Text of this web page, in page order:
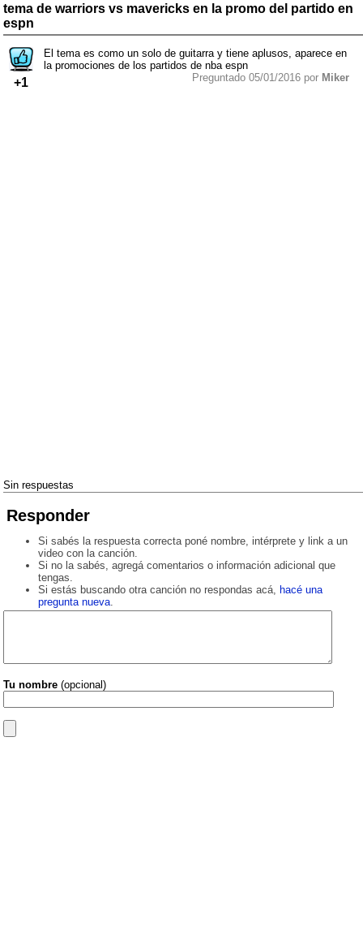
tema de warriors vs mavericks en la promo del partido en
espn
+1
El tema es como un solo de guitarra y tiene aplusos, aparece en
la promociones de los partidos de nba espn
Preguntado 05/01/2016 por Miker
Sin respuestas
Responder
Si sabés la respuesta correcta poné nombre, intérprete y link a un
video con la canción.
Si no la sabés, agregá comentarios o información adicional que
tengas.
Si estás buscando otra canción no respondas acá, hacé una
pregunta nueva.
Tu nombre (opcional)